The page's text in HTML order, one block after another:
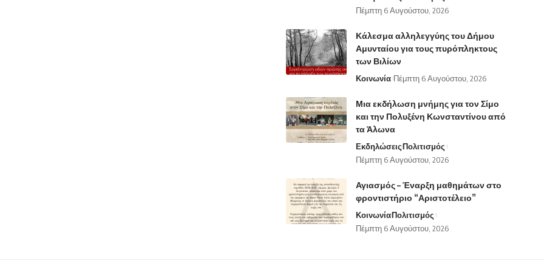
Πέμπτη 6 Αυγούστου, 2026
Κάλεσμα αλληλεγγύης του Δήμου
Αμυνταίου για τους πυρόπληκτους
των Βιλίων
Κοινωνία Πέμπτη 6 Αυγούστου, 2026
Μια εκδήλωση μνήμης για τον Σίμο
και την Πολυξένη Κωνσταντίνου από
τα Άλωνα
ΕκδηλώσειςΠολιτισμός
Πέμπτη 6 Αυγούστου, 2026
Αγιασμός – Έναρξη μαθημάτων στο
φροντιστήριο “Αριστοτέλειο”
ΚοινωνίαΠολιτισμός
Πέμπτη 6 Αυγούστου, 2026